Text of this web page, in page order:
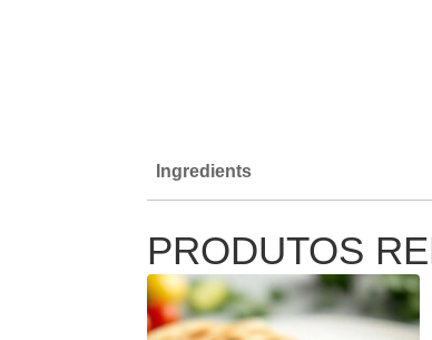
Ingredients
PRODUTOS